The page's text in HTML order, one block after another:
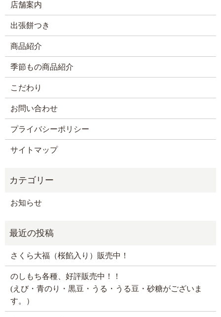
店舗案内
出張餅つき
商品紹介
季節もの商品紹介
こだわり
お問い合わせ
プライバシーポリシー
サイトマップ
お知らせ
さくら大福（桜餡入り）販売中！
のしもち各種、好評販売中！！
(えび・青のり・黒豆・うる・うる豆・砂糖がございま
す。）